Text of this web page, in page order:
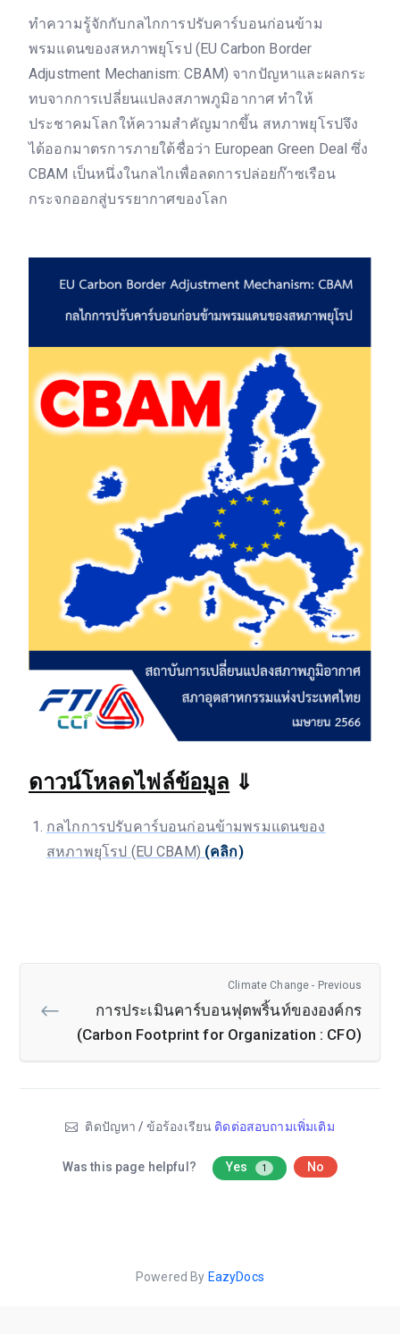
ทำความรู้จักกับกลไกการปรับคาร์บอนก่อนข้าม
พรมแดนของสหภาพยุโรป (EU Carbon Border
Adjustment Mechanism: CBAM) จากปัญหาและผลกระ
ทบจากการเปลี่ยนแปลงสภาพภูมิอากาศ ทำให้
ประชาคมโลกให้ความสำคัญมากขึ้น สหภาพยุโรปจึง
ได้ออกมาตรการภายใต้ชื่อว่า European Green Deal ซึ่ง
CBAM เป็นหนึ่งในกลไกเพื่อลดการปล่อยก๊าซเรือน
กระจกออกสู่บรรยากาศของโลก
ดาวน์โหลดไฟล์ข้อมูล ⇓
กลไกการปรับคาร์บอนก่อนข้ามพรมแดนของ
สหภาพยุโรป (EU CBAM) (คลิก)
Climate Change - Previous
การประเมินคาร์บอนฟุตพริ้นท์ขององค์กร
(Carbon Footprint for Organization : CFO)
ติดปัญหา / ข้อร้องเรียน ติดต่อสอบถามเพิ่มเติม
Was this page helpful? Yes 1 No
Powered By EazyDocs